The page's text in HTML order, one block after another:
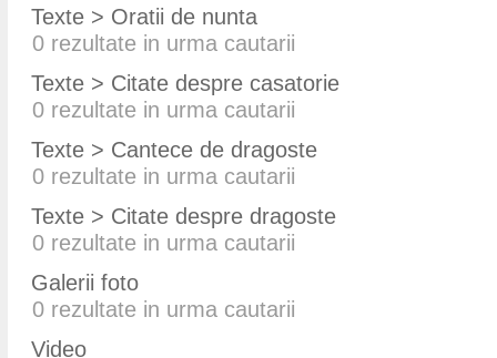
Texte > Oratii de nunta
0 rezultate in urma cautarii
Texte > Citate despre casatorie
0 rezultate in urma cautarii
Texte > Cantece de dragoste
0 rezultate in urma cautarii
Texte > Citate despre dragoste
0 rezultate in urma cautarii
Galerii foto
0 rezultate in urma cautarii
Video